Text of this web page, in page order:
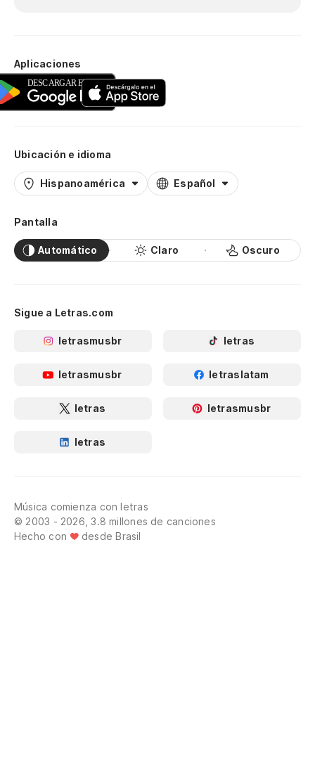
Aplicaciones
Ubicación e idioma
Hispanoamérica Español
Pantalla
Automático Claro Oscuro
Sigue a Letras.com
letrasmusbr letras
letrasmusbr letraslatam
letras letrasmusbr
letras
Música comienza con letras
© 2003 - 2026, 3.8 millones de canciones
Hecho con
desde Brasil